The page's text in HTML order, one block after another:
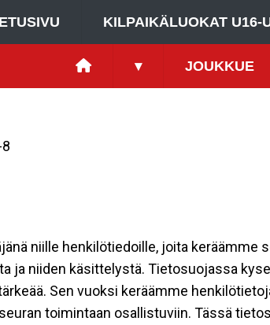
KILPAIKÄLUOKAT U16-
▾ JOUKKUE
niille henkilötiedoille, joita
ja niiden käsittelystä. Tietosuojassa
Sen vuoksi keräämme
toimintaan osallistuviin. Tässä